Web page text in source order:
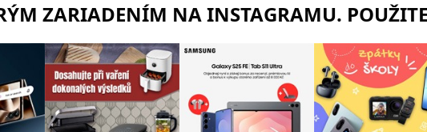
ZARIADENÍM NA INSTAGRAMU.